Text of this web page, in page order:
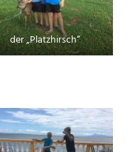
der „Platzhirsch“